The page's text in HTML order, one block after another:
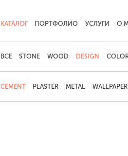
КАТАЛОГ
ВСЕ STONE WOOD DESIGN
CEMENT PLASTER METAL
ПОРТФОЛИО УСЛУГИ О